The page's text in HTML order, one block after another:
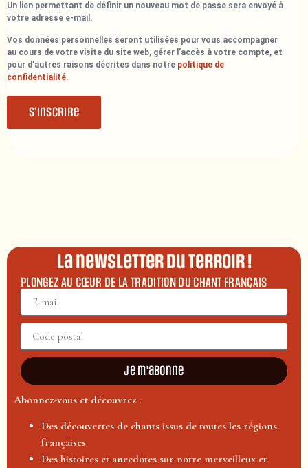
Un lien permettant de définir un nouveau mot de passe sera envoyé à
votre adresse e-mail.
Vos données personnelles seront utilisées pour vous accompagner
au cours de votre visite du site web, gérer l’accès à votre compte, et
pour d’autres raisons décrites dans notre politique de
confidentialité.
S’inscrire
La newsletter du terroir !
PLONGEZ AU CŒUR DE LA TRADITION DU CHANT FRANÇAIS
Je m'abonne
Abonnez-vous et découvrez :
Des découvertes de chants issus de toutes les régions
françaises
Des histoires et anecdotes sur notre merveilleux et